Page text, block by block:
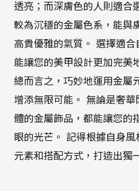
透亮；而深膚色的人則適合
較為沉穩的金屬色系，能與
高貴優雅的氣質。 選擇適
能讓您的美甲設計更加完美
總而言之，巧妙地運用金屬
增添無限可能。 無論是奢
體的金屬飾品，都能讓您的
眼的光芒。 記得根據自身
元素和搭配方式，打造出獨